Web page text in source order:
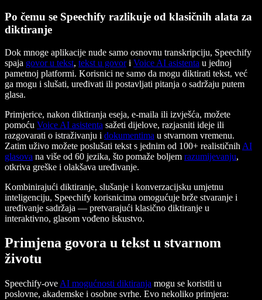
Po čemu se Speechify razlikuje od klasičnih alata za
diktiranje
Dok mnoge aplikacije nude samo osnovnu transkripciju, Speechify
spaja govor u tekst, tekst u govori Voice AI asistenta u jednoj
pametnoj platformi. Korisnici ne samo da mogu diktirati tekst, već
ga mogu i slušati, uređivati ili postavljati pitanja o sadržaju putem
glasa.
Primjerice, nakon diktiranja eseja, e-maila ili izvješća, možete
pomoću Voice AI asistenta sažeti dijelove, razjasniti ideje ili
razgovarati o istraživanju i dokumentima u stvarnom vremenu.
Zatim uživo možete poslušati tekst s jednim od 100+ realističnih AI
glasova na više od 60 jezika, što pomaže boljem razumijevanju,
otkriva greške i olakšava uređivanje.
Kombinirajući diktiranje, slušanje i konverzacijsku umjetnu
inteligenciju, Speechify korisnicima omogućuje brže stvaranje i
uređivanje sadržaja — pretvarajući klasično diktiranje u
interaktivno, glasom vođeno iskustvo.
Primjena govora u tekst u stvarnom
životu
Speechify-ove AI mogućnosti diktiranja mogu se koristiti u
poslovne, akademske i osobne svrhe. Evo nekoliko primjera: